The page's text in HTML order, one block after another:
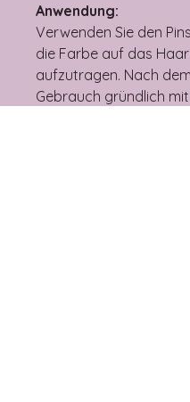
Anwendung:
Verwenden Sie den
die Farbe auf das Haar
aufzutragen. Nach dem
Gebrauch gründlich mit